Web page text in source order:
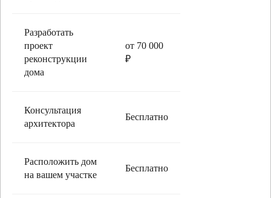
Разработать
проект
реконструкции
дома
от 70 000
₽
Консультация
архитектора
Бесплатно
Расположить дом
на вашем участке
Бесплатно